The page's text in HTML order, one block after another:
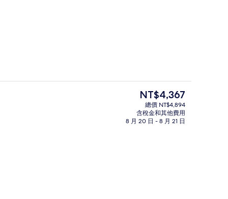
基本雙人房 | 客房內保險箱、書桌、
目
前
的
價
NT$4,367
總價 NT$4,894
含稅金和其他費用
8 月 20 日 - 8 月 21 日